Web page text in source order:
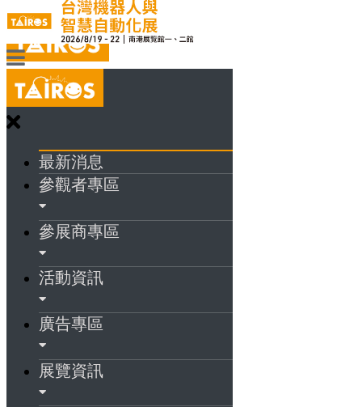
最新消息
參觀者專區
參展商專區
活動資訊
廣告專區
展覽資訊